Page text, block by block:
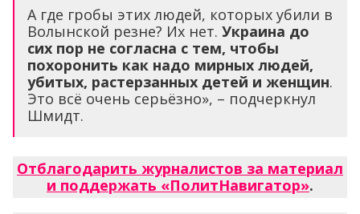
А где гробы этих людей, которых убили в
Волынской резне? Их нет. Украина до
сих пор не согласна с тем, чтобы
похоронить как надо мирных людей,
убитых, растерзанных детей и женщин.
Это всё очень серьёзно», – подчеркнул
Шмидт.
Отблагодарить журналистов за материал
и поддержать «ПолитНавигатор».